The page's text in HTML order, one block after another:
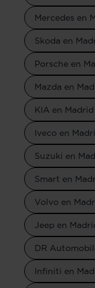
Mercedes en
Skoda en
Porsche en
Mazda en
KIA en Madrid
Iveco en
Suzuki en
Smart en
Volvo en
Jeep en
DR
Infiniti en